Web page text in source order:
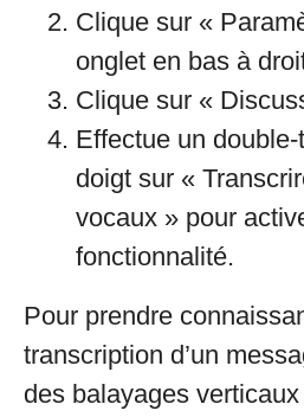
Clique sur «
onglet en bas à
Clique sur «
Effectue un
doigt sur «
vocaux » pour
fonctionnalité.
Pour prendre
transcription d’un
des balayages